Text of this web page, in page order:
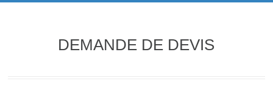
DEMANDE DE DEVIS